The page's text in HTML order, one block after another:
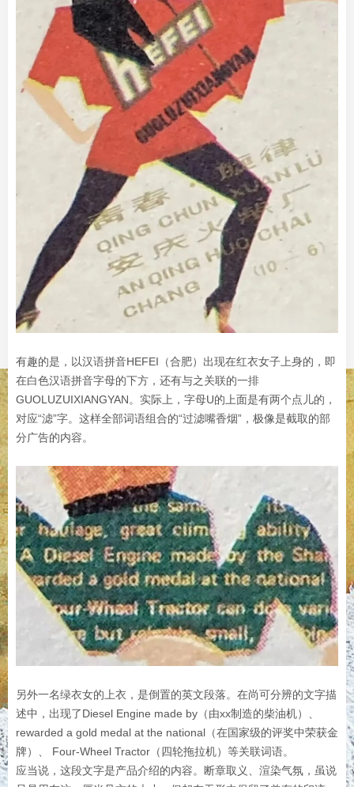
有趣的是，以汉语拼音HEFEI（合肥）出现在红衣女子上身的，即
在白色汉语拼音字母的下方，还有与之关联的一排
GUOLUZUIXIANGYAN。实际上，字母U的上面是有两个点儿的，
对应“滤”字。这样全部词语组合的“过滤嘴香烟”，极像是截取的部
分广告的内容。
另外一名绿衣女的上衣，是倒置的英文段落。在尚可分辨的文字描
述中，出现了Diesel Engine made by（由xx制造的柴油机）、
rewarded a gold medal at the national（在国家级的评奖中荣获金
牌）、 Four-Wheel Tractor（四轮拖拉机）等关联词语。
应当说，这段文字是产品介绍的内容。断章取义、渲染气氛，虽说